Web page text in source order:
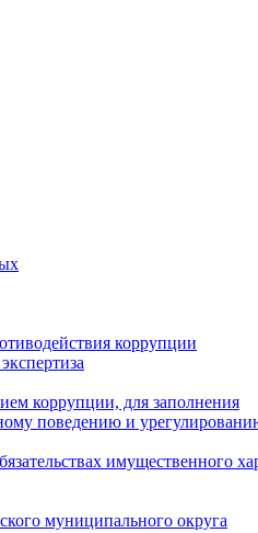
коррупции
коррупции, для заполнения
поведению и
имущественного
муниципального округа